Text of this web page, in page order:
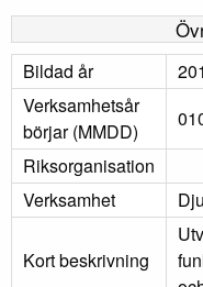
Bildad år
Verksamhetsår
börjar (MMDD)
Riksorganisation
Verksamhet
Kort beskrivning